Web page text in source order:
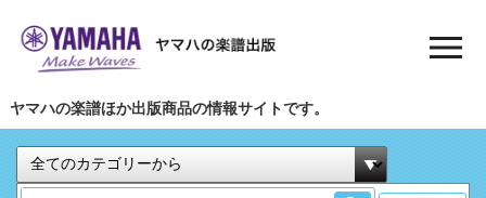
ヤマハの楽譜ほか出版商品の情報サイトです。